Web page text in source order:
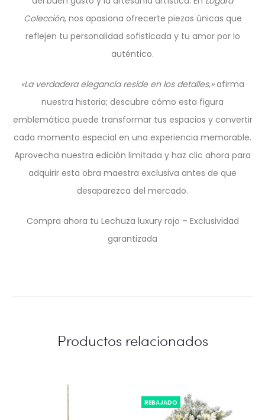
Colección, nos apasiona ofrecerte piezas únicas que
reflejen tu personalidad sofisticada y tu amor por lo
auténtico.
«La verdadera elegancia reside en los detalles,»afirma
nuestra historia; descubre cómo esta figura
emblemática puede transformar tus espacios y convertir
cada momento especial en una experiencia memorable.
Aprovecha nuestra edición limitada y haz clic ahora para
adquirir esta obra maestra exclusiva antes de que
desaparezca del mercado.
Compra ahora tu Lechuza luxury rojo – Exclusividad
garantizada
Productos relacionados
REBAJADO